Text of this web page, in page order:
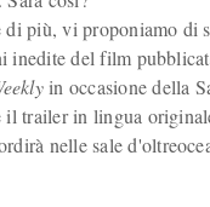
di più, vi proponiamo di
inedite del film
in occasione della
il trailer in lingua
nelle sale